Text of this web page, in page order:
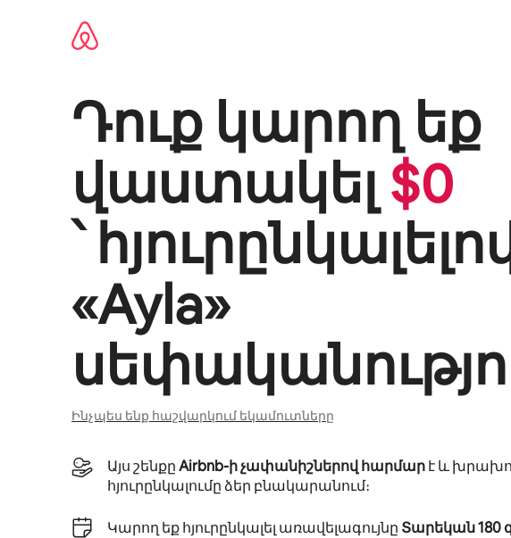
բովանդակությանը
Դուք կարող եք
վաստակել $0
՝
«Ayla»
Ինչպես ենք հաշվարկում եկամուտները
Այս շենքըAirbnb-ի չափանիշներով հարմարէ և
հյուրընկալումը ձեր բնակարանում։
Կարող եք հյուրընկալել առավելագույնը Տարեկան 180